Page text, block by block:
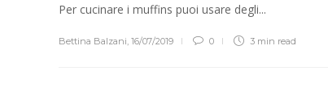
Per cucinare i muffins puoi usare degli...
Bettina Balzani, 16/07/2019 0 3 min read